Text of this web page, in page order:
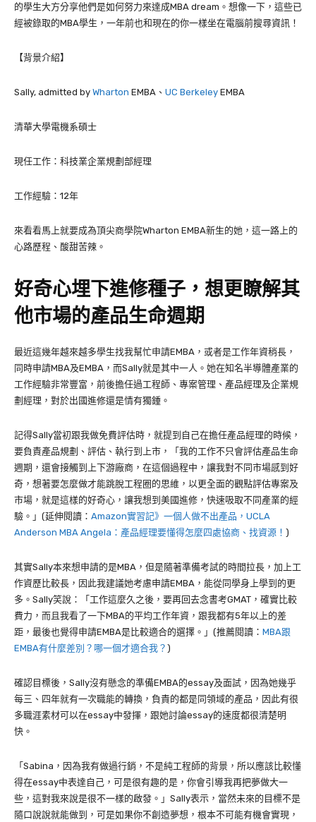
的學生大方分享他們是如何努力來達成MBA dream。想像一下，這些已
經被錄取的MBA學生，一年前也和現在的你一樣坐在電腦前搜尋資訊！
【背景介紹】
Sally, admitted by Wharton EMBA、 UC Berkeley EMBA
清華大學電機系碩士
現任工作：科技業企業規劃部經理
工作經驗：12年
來看看馬上就要成為頂尖商學院Wharton EMBA新生的她，這一路上的
心路歷程、酸甜苦辣。
好奇心埋下進修種子，想更瞭解其
他市場的產品生命週期
最近這幾年越來越多學生找我幫忙申請EMBA，或者是工作年資稍長，
同時申請MBA及EMBA，而Sally就是其中一人。她在知名半導體產業的
工作經驗非常豐富，前後擔任過工程師、專案管理、產品經理及企業規
劃經理，對於出國進修還是情有獨鍾。
記得Sally當初跟我做免費評估時，就提到自己在擔任產品經理的時候，
要負責產品規劃、評估、執行到上市，「我的工作不只會評估產品生命
週期，還會接觸到上下游廠商，在這個過程中，讓我對不同市場感到好
奇，想著要怎麼做才能跳脫工程圈的思維，以更全面的觀點評估專案及
市場，就是這樣的好奇心，讓我想到美國進修，快速吸取不同產業的經
驗。」(延伸閱讀： Amazon實習記》一個人做不出產品，UCLA
Anderson MBA Angela：產品經理要懂得怎麼四處協商、找資源！ )
其實Sally本來想申請的是MBA，但是隨著準備考試的時間拉長，加上工
作資歷比較長，因此我建議她考慮申請EMBA，能從同學身上學到的更
多。Sally笑說：「工作這麼久之後，要再回去念書考GMAT，確實比較
費力，而且我看了一下MBA的平均工作年資，跟我都有5年以上的差
距，最後也覺得申請EMBA是比較適合的選擇。」(推薦閱讀： MBA跟
EMBA有什麼差別？哪一個才適合我？ )
確認目標後，Sally沒有懸念的準備EMBA的essay及面試，因為她幾乎
每三、四年就有一次職能的轉換，負責的都是同領域的產品，因此有很
多職涯素材可以在essay中發揮，跟她討論essay的速度都很清楚明
快。
「Sabina，因為我有做過行銷，不是純工程師的背景，所以應該比較懂
得在essay中表達自己，可是很有趣的是，你會引導我再把夢做大一
些，這對我來說是很不一樣的啟發。」Sally表示，當然未來的目標不是
隨口說說就能做到，可是如果你不創造夢想，根本不可能有機會實現，